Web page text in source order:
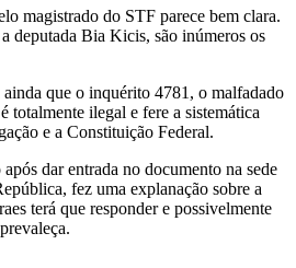
magistrado do STF parece bem clara.
deputada Bia Kicis, são inúmeros os
ainda que o inquérito 4781, o malfadado
totalmente ilegal e fere a sistemática
e a Constituição Federal.
dar entrada no documento na sede
fez uma explanação sobre a
terá que responder e possivelmente